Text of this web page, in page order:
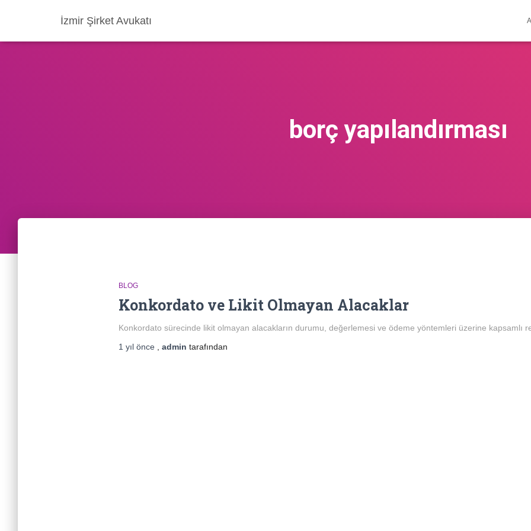
İzmir Şirket Avukatı
borç yapılandırması
BLOG
Konkordato ve Likit Olmayan Alacaklar
Konkordato sürecinde likit olmayan alacakların durumu, değerlemesi ve ödeme yöntemleri üzerine kapsamlı
1 yılönce admin tarafından